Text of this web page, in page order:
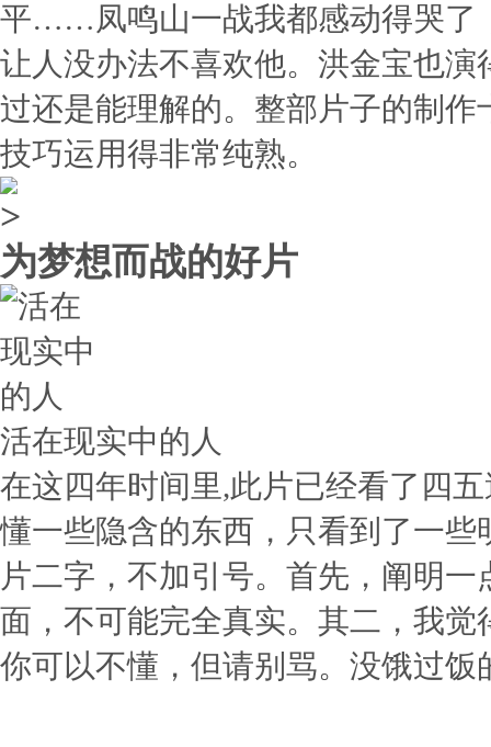
平……凤鸣山一战我都感动得哭了
让人没办法不喜欢他。洪金宝也
过还是能理解的。整部片子的制
技巧运用得非常纯熟。
为梦想而战的好片
活在现实中的人
在这四年时间里,此片已经看了四
懂一些隐含的东西，只看到了一
片二字，不加引号。首先，阐明
面，不可能完全真实。其二，我
你可以不懂，但请别骂。没饿过饭